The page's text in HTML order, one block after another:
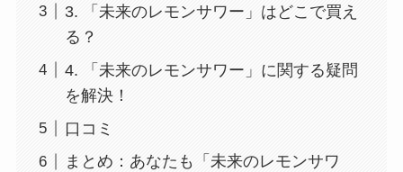
3. 「未来のレモンサワー」はどこで買え
る？
4. 「未来のレモンサワー」に関する疑問
を解決！
口コミ
まとめ：あなたも「未来のレモンサワ